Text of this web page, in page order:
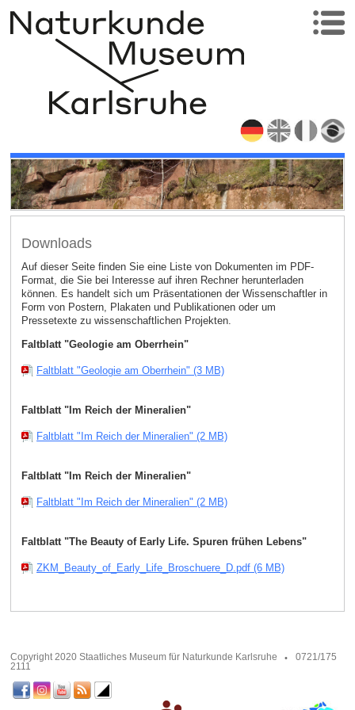
Downloads
Auf dieser Seite finden Sie eine Liste von Dokumenten im PDF-
Format, die Sie bei Interesse auf ihren Rechner herunterladen
können. Es handelt sich um Präsentationen der Wissenschaftler in
Form von Postern, Plakaten und Publikationen oder um
Pressetexte zu wissenschaftlichen Projekten.
Faltblatt "Geologie am Oberrhein"
Faltblatt "Geologie am Oberrhein" (3 MB)
Faltblatt "Im Reich der Mineralien"
Faltblatt "Im Reich der Mineralien" (2 MB)
Faltblatt "Im Reich der Mineralien"
Faltblatt "Im Reich der Mineralien" (2 MB)
Faltblatt "The Beauty of Early Life. Spuren frühen Lebens"
ZKM_Beauty_of_Early_Life_Broschuere_D.pdf (6 MB)
Copyright 2020 Staatliches Museum für Naturkunde Karlsruhe
0721/175
2111